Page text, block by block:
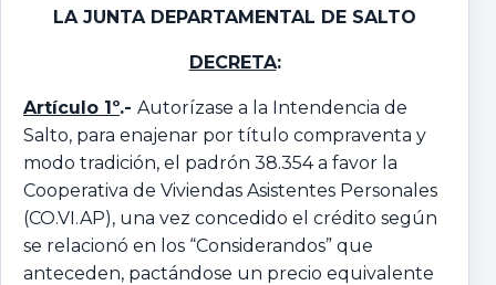
LA JUNTA DEPARTAMENTAL DE SALTO
DECRETA:
Artículo 1º.- Autorízase a la Intendencia de
Salto, para enajenar por título compraventa y
modo tradición, el padrón 38.354 a favor la
Cooperativa de Viviendas Asistentes Personales
(CO.VI.AP), una vez concedido el crédito según
se relacionó en los “Considerandos” que
anteceden, pactándose un precio equivalente